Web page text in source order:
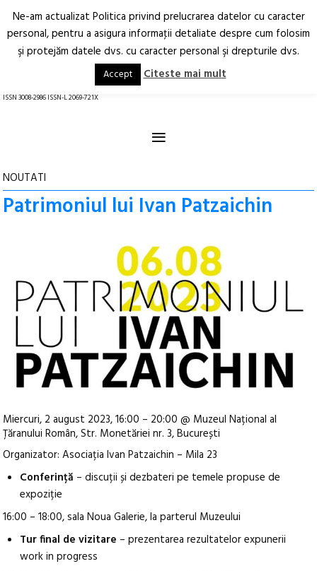
Arhitectură.
Oraș.
RO EN
ISSN 3008-2986 ISSN-L 2069-721X
≡
NOUTATI
Patrimoniul lui Ivan Patzaichin
Miercuri, 2 august 2023, 16:00 – 20:00 @ Muzeul Național al
Țăranului Român, Str. Monetăriei nr. 3, București
Organizator: Asociația Ivan Patzaichin – Mila 23
Conferință – discuții și dezbateri pe temele propuse de
expoziție
16:00 – 18:00, sala Noua Galerie, la parterul Muzeului
Tur final de vizitare – prezentarea rezultatelor expunerii
work in progress
Ne-am actualizat Politica privind prelucrarea datelor cu caracter
personal, pentru a asigura informaţii detaliate despre cum folosim
şi protejăm datele dvs. cu caracter personal şi drepturile dvs.
Accept Citeste mai mult